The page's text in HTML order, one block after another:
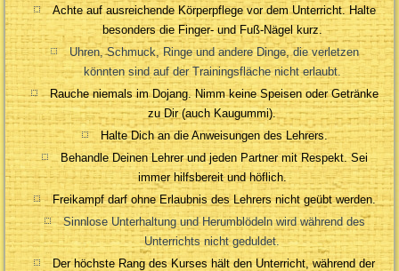
Achte auf ausreichende Körperpflege vor dem Unterricht. Halte
besonders die Finger- und Fuß-Nägel kurz.
Uhren, Schmuck, Ringe und andere Dinge, die verletzen
könnten sind auf der Trainingsfläche nicht erlaubt.
Rauche niemals im Dojang. Nimm keine Speisen oder Getränke
zu Dir (auch Kaugummi).
Halte Dich an die Anweisungen des Lehrers.
Behandle Deinen Lehrer und jeden Partner mit Respekt. Sei
immer hilfsbereit und höflich.
Freikampf darf ohne Erlaubnis des Lehrers nicht geübt werden.
Sinnlose Unterhaltung und Herumblödeln wird während des
Unterrichts nicht geduldet.
Der höchste Rang des Kurses hält den Unterricht, während der